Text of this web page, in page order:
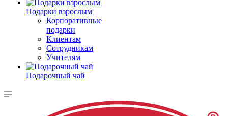
Подарки взрослым
Корпоративные
подарки
Клиентам
Сотрудникам
Учителям
Подарочный чай